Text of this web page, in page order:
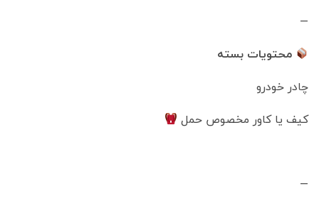
—
محتویات بسته
چادر خودرو
کیف یا کاور مخصوص حمل
—